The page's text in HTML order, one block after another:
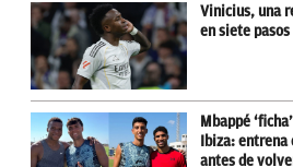
Vinicius, una
en siete pasos
Mbappé
Ibiza: entrena
antes de